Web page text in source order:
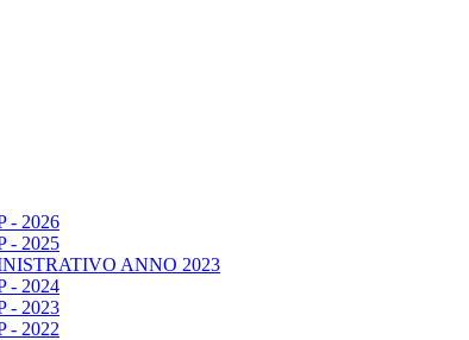
- 2026
- 2025
ANNO 2023
- 2024
- 2023
- 2022